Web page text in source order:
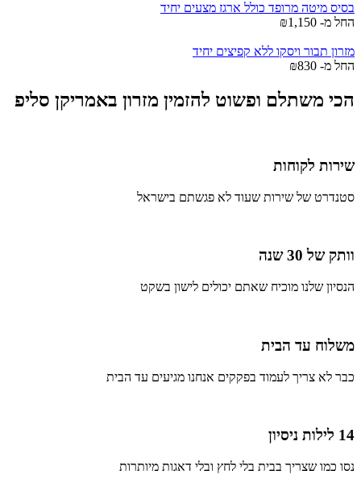
בסיס מיטה מרופד כולל ארגז מצעים יחיד
החל מ-
₪1,150
מזרון תבור ויסקו ללא קפיצים יחיד
החל מ-
₪830
הכי משתלם ופשוט להזמין מזרון באמריקן סליפ
שירות לקוחות
סטנדרט של שירות שעוד לא פגשתם בישראל
וותק של 30 שנה
הנסיון שלנו מוכיח שאתם יכולים לישון בשקט
משלוח עד הבית
כבר לא צריך לעמוד בפקקים אנחנו מגיעים עד הבית
14 לילות ניסיון
נסו כמו שצריך בבית בלי לחץ ובלי דאגות מיותרות